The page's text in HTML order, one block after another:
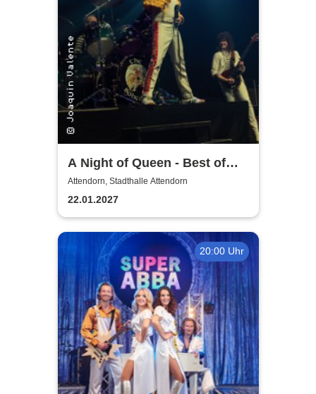
A Night of Queen - Best of
Queen
Attendorn, Stadthalle Attendorn
22.01.2027
20:00 Uhr